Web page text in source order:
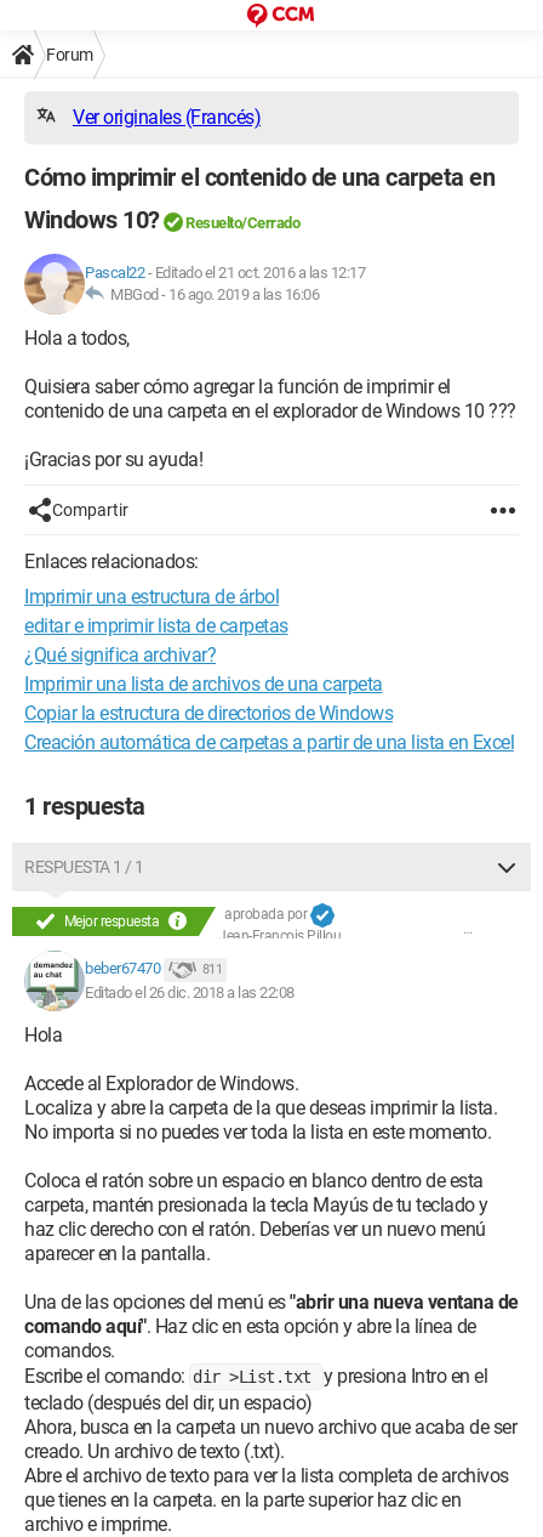
Forum
Ver originales (Francés)
Cómo imprimir el contenido de una carpeta en
Windows 10?
Resuelto/Cerrado
Pascal22- Editado el 21 oct. 2016 a las 12:17
MBGod - 16 ago. 2019 a las 16:06
Hola a todos,
Quisiera saber cómo agregar la función de imprimir el
contenido de una carpeta en el explorador de Windows 10 ???
¡Gracias por su ayuda!
Compartir
Enlaces relacionados:
Imprimir una estructura de árbol
editar e imprimir lista de carpetas
¿Qué significa archivar?
Imprimir una lista de archivos de una carpeta
Copiar la estructura de directorios de Windows
Creación automática de carpetas a partir de una lista en Excel
1 respuesta
RESPUESTA 1 / 1
Mejor respuesta
aprobada por
Jean-François Pillou
beber67470 811
Editado el 26 dic. 2018 a las 22:08
Hola
Accede al Explorador de Windows.
Localiza y abre la carpeta de la que deseas imprimir la lista.
No importa si no puedes ver toda la lista en este momento.
Coloca el ratón sobre un espacio en blanco dentro de esta
carpeta, mantén presionada la tecla Mayús de tu teclado y
haz clic derecho con el ratón. Deberías ver un nuevo menú
aparecer en la pantalla.
Una de las opciones del menú es"abrir una nueva ventana de
comando aquí". Haz clic en esta opción y abre la línea de
comandos.
Escribe el comando: dir >List.txt
y presiona Intro en el
teclado (después del dir, un espacio)
Ahora, busca en la carpeta un nuevo archivo que acaba de ser
creado. Un archivo de texto (.txt).
Abre el archivo de texto para ver la lista completa de archivos
que tienes en la carpeta. en la parte superior haz clic en
archivo e imprime.